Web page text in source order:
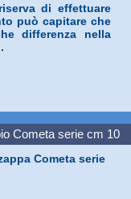
di effettuare
può capitare che
differenza nella
Cometa serie cm 10
Cometa serie